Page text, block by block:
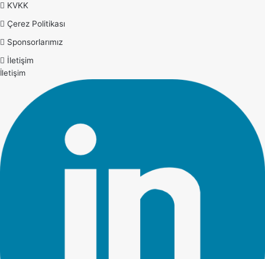
KVKK
Çerez Politikası
Sponsorlarımız
İletişim
İletişim